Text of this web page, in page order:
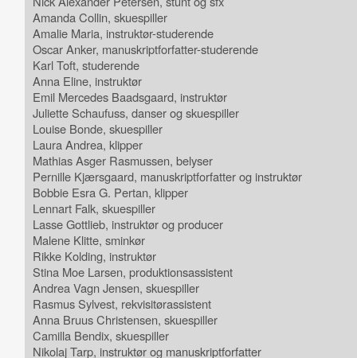
Amanda Collin, skuespiller
Amalie Maria, instruktør-studerende
Oscar Anker, manuskriptforfatter-studerende
Karl Toft, studerende
Anna Eline, instruktør
Emil Mercedes Baadsgaard, instruktør
Juliette Schaufuss, danser og skuespiller
Louise Bonde, skuespiller
Laura Andrea, klipper
Mathias Asger Rasmussen, belyser
Pernille Kjærsgaard, manuskriptforfatter og instruktør
Bobbie Esra G. Pertan, klipper
Lennart Falk, skuespiller
Lasse Gottlieb, instruktør og producer
Malene Klitte, sminkør
Rikke Kolding, instruktør
Stina Moe Larsen, produktionsassistent
Andrea Vagn Jensen, skuespiller
Rasmus Sylvest, rekvisitørassistent
Anna Bruus Christensen, skuespiller
Camilla Bendix, skuespiller
Nikolaj Tarp, instruktør og manuskriptforfatter